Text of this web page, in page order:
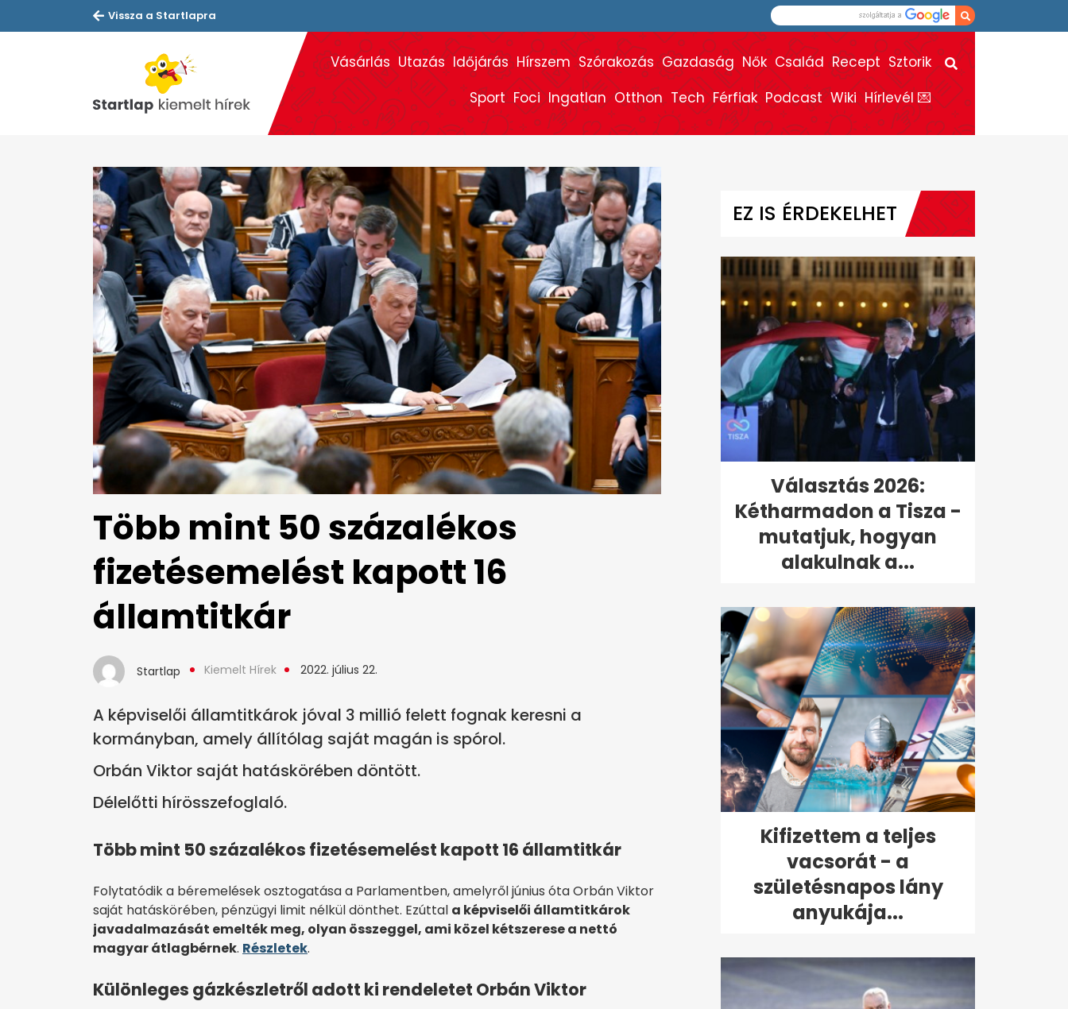
Vissza a Startlapra
Vásárlás Utazás Időjárás Hírszem Szórakozás Gazdaság Nők Család Recept Sztorik
Sport Foci Ingatlan Otthon Tech Férfiak Podcast Wiki Hírlevél 💌
Több mint 50 százalékos
fizetésemelést kapott 16
államtitkár
Startlap Kiemelt Hírek 2022. július 22.
A képviselői államtitkárok jóval 3 millió felett fognak keresni a
kormányban, amely állítólag saját magán is spórol.
Orbán Viktor saját hatáskörében döntött.
Délelőtti hírösszefoglaló.
Több mint 50 százalékos fizetésemelést kapott 16 államtitkár
Folytatódik a béremelések osztogatása a Parlamentben, amelyről június óta Orbán Viktor
saját hatáskörében, pénzügyi limit nélkül dönthet. Ezúttal a képviselői államtitkárok
javadalmazását emelték meg, olyan összeggel, ami közel kétszerese a nettó
magyar átlagbérnek. Részletek.
Különleges gázkészletről adott ki rendeletet Orbán Viktor
EZ IS ÉRDEKELHET
Választás 2026:
Kétharmadon a Tisza -
mutatjuk, hogyan
alakulnak a...
Kifizettem a teljes
vacsorát - a
születésnapos lány
anyukája...